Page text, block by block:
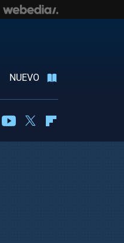
NUEVO
InstagramYoutubeTwitter